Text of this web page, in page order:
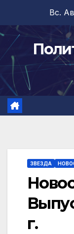
содержимому
Вс.
ЗВЕЗДА
г.